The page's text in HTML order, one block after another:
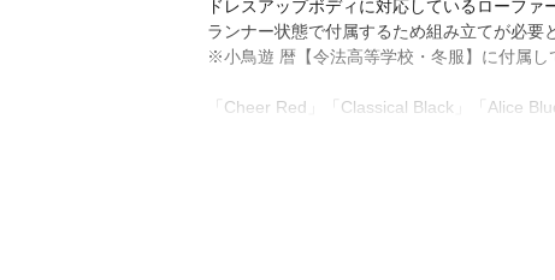
ドレスアップボディに対応しているローファ
ランナー状態で付属するため組み立てが必要
※小鳥遊 暦【令法高等学校・冬服】に付属し
「Cheer Red」「Classical Black」「Alice